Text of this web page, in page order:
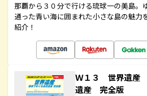
那覇から３０分で行ける琉球一の美島。
通った青い海に囲まれた小さな島の魅力
紹介！
Ｗ１３ 世界遺産
遺産 完全版